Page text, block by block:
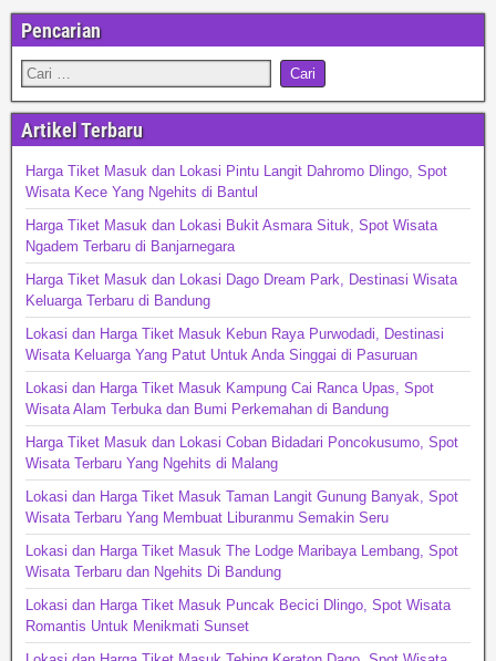
Pencarian
Artikel Terbaru
Harga Tiket Masuk dan Lokasi Pintu Langit Dahromo Dlingo, Spot
Wisata Kece Yang Ngehits di Bantul
Harga Tiket Masuk dan Lokasi Bukit Asmara Situk, Spot Wisata
Ngadem Terbaru di Banjarnegara
Harga Tiket Masuk dan Lokasi Dago Dream Park, Destinasi Wisata
Keluarga Terbaru di Bandung
Lokasi dan Harga Tiket Masuk Kebun Raya Purwodadi, Destinasi
Wisata Keluarga Yang Patut Untuk Anda Singgai di Pasuruan
Lokasi dan Harga Tiket Masuk Kampung Cai Ranca Upas, Spot
Wisata Alam Terbuka dan Bumi Perkemahan di Bandung
Harga Tiket Masuk dan Lokasi Coban Bidadari Poncokusumo, Spot
Wisata Terbaru Yang Ngehits di Malang
Lokasi dan Harga Tiket Masuk Taman Langit Gunung Banyak, Spot
Wisata Terbaru Yang Membuat Liburanmu Semakin Seru
Lokasi dan Harga Tiket Masuk The Lodge Maribaya Lembang, Spot
Wisata Terbaru dan Ngehits Di Bandung
Lokasi dan Harga Tiket Masuk Puncak Becici Dlingo, Spot Wisata
Romantis Untuk Menikmati Sunset